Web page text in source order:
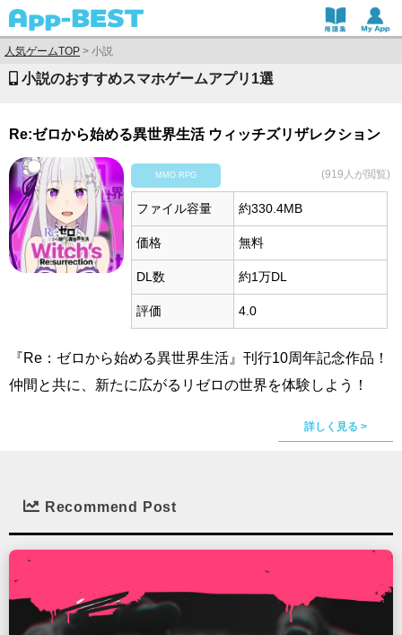
人気ゲームTOP > 小説
小説のおすすめスマホゲームアプリ1選
Re:ゼロから始める異世界生活 ウィッチズリザレクション
MMO RPG (919人が閲覧)
ファイル容量 約330.4MB
価格 無料
DL数 約1万DL
評価 4.0
『Re：ゼロから始める異世界生活』刊行10周年記念作品！
仲間と共に、新たに広がるリゼロの世界を体験しよう！
詳しく見る >
Recommend Post